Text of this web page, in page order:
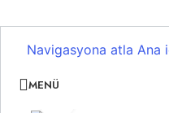
Navigasyona atla Ana
MENÜ